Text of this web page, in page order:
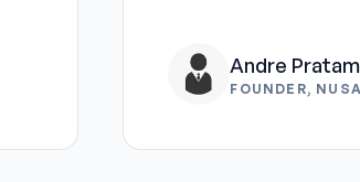
Andre
FOUNDER,